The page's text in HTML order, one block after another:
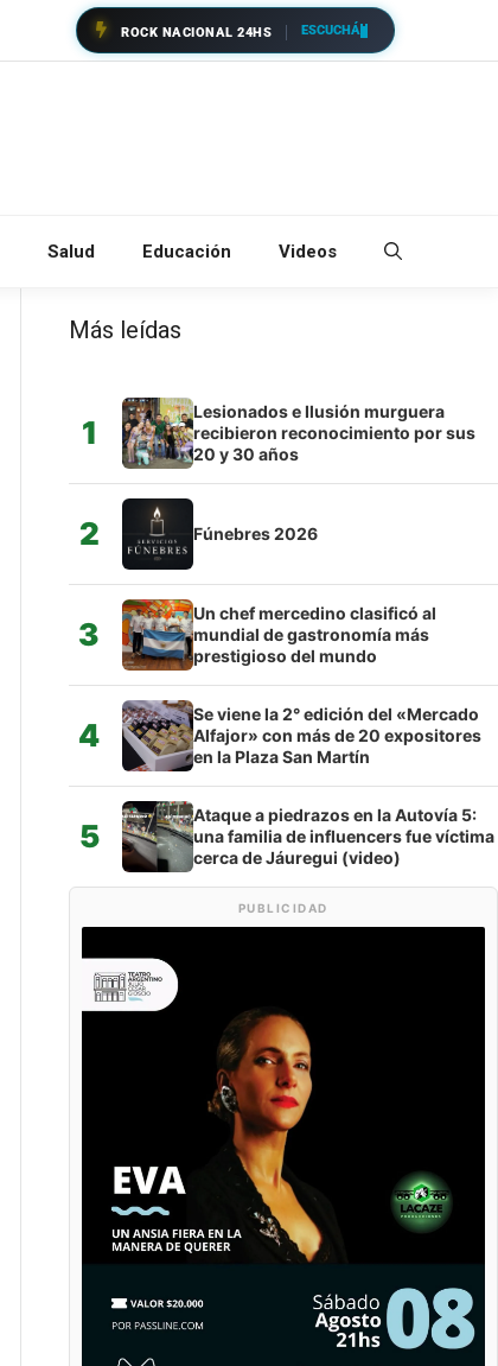
ROCK NACIONAL 24HS ESCUCHÁ
Salud Educación Videos
Más leídas
1
Lesionados e Ilusión murguera
recibieron reconocimiento por sus
20 y 30 años
2 Fúnebres 2026
3
Un chef mercedino clasificó al
mundial de gastronomía más
prestigioso del mundo
4
Se viene la 2° edición del «Mercado
Alfajor» con más de 20 expositores
en la Plaza San Martín
5
Ataque a piedrazos en la Autovía 5:
una familia de influencers fue víctima
cerca de Jáuregui (video)
PUBLICIDAD